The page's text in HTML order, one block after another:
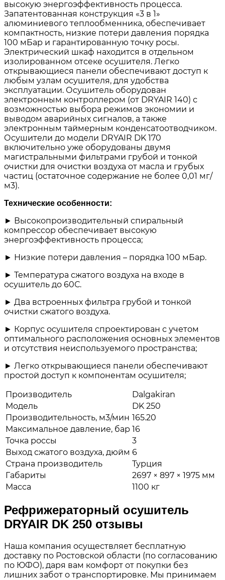
высокую энергоэффективность процесса.
Запатентованная конструкция «3 в 1»
алюминиевого теплообменника, обеспечивает
компактность, низкие потери давления порядка
100 мБар и гарантированную точку росы.
Электрический шкаф находится в отдельном
изолированном отсеке осушителя. Легко
открывающиеся панели обеспечивают доступ к
любым узлам осушителя, для удобства
эксплуатации. Осушитель оборудован
электронным контроллером (от DRYAIR 140) с
возможностью выбора режимов экономии и
выводом аварийных сигналов, а также
электронным таймерным конденсатоотводчиком.
Осушители до модели DRYAIR DK 170
включительно уже оборудованы двумя
магистральными фильтрами грубой и тонкой
очистки для очистки воздуха от масла и грубых
частиц (остаточное содержание не более 0,01 мг/
м3).
Технические особенности:
► Высокопроизводительный спиральный
компрессор обеспечивает высокую
энергоэффективность процесса;
► Низкие потери давления – порядка 100 мБар.
► Температура сжатого воздуха на входе в
осушитель до 60С.
► Два встроенных фильтра грубой и тонкой
очистки сжатого воздуха.
► Корпус осушителя спроектирован с учетом
оптимального расположения основных элементов
и отсутствия неиспользуемого пространства;
► Легко открывающиеся панели обеспечивают
простой доступ к компонентам осушителя;
Производитель
Dalgakiran
Модель
DK 250
Производительность, м3/мин 165.20
Максимальное давление, бар 16
Точка россы
3
Выход сжатого воздуха, дюйм 6
Страна производитель
Турция
Габариты
2697 × 897 × 1975 мм
Масса
1100 кг
Рефрижераторный осушитель
DRYAIR DK 250 отзывы
Наша компания осуществляет бесплатную
доставку по Ростовской области (по согласованию
по ЮФО), даря вам комфорт от покупки без
лишних забот о транспортировке. Мы принимаем